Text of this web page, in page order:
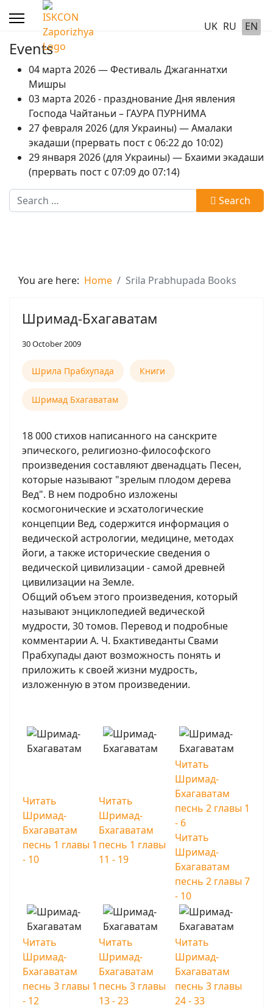
UK RU EN
Events
04 марта 2026 — Фестиваль Джаганнатхи
Мишры
03 марта 2026 - празднование Дня явления
Господа Чайтаньи – ГАУРА ПУРНИМА
27 февраля 2026 (для Украины) — Амалаки
экадаши (прервать пост с 06:22 до 10:02)
29 января 2026 (для Украины) — Бхаими экадаши
(прервать пост с 07:09 до 07:14)
Search
Search
You are here: Home Srila Prabhupada Books
Шримад-Бхагаватам
30 October 2009
Шрила Прабхупада Книги
Шримад Бхагаватам
18 000 стихов написанного на санскрите
эпического, религиозно-философского
произведения составляют двенадцать Песен,
которые называют "зрелым плодом дерева
Вед". В нем подробно изложены
космогонические и эсхатологические
концепции Вед, содержится информация о
ведической астрологии, медицине, методах
йоги, а также исторические сведения о
ведической цивилизации - самой древней
цивилизации на Земле.
Общий объем этого произведения, который
называют энциклопедией ведической
мудрости, 30 томов. Перевод и подробные
комментарии А. Ч. Бхактиведанты Свами
Прабхупады дают возможность понять и
приложить к своей жизни мудрость,
изложенную в этом произведении.
Читать
Шримад-
Бхагаватам
песнь 1 главы 1
- 10
Читать
Шримад-
Бхагаватам
песнь 1 главы
11 - 19
Читать
Шримад-
Бхагаватам
песнь 2 главы 1
- 6
Читать
Шримад-
Бхагаватам
песнь 2 главы 7
- 10
Читать
Шримад-
Бхагаватам
песнь 3 главы 1
- 12
Читать
Шримад-
Бхагаватам
песнь 3 главы
13 - 23
Читать
Шримад-
Бхагаватам
песнь 3 главы
24 - 33